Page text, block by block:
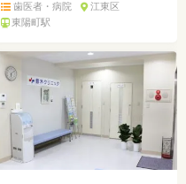
歯医者・病院
江東区
東陽町駅